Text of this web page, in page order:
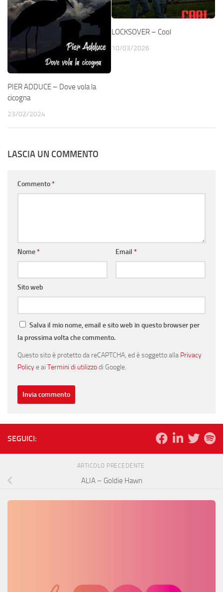
PIER ADDUCE – Dove vola la
cicogna
23/02/2024
LOCKSOVER – Cool
10/03/2026
LASCIA UN COMMENTO
Commento*
Nome* Email *
Sito web
Salva il mio nome, email e sito web in questo browser per
la prossima volta che commento.
Questo sito è protetto da reCAPTCHA, ed è soggetto alla Privacy
Policye ai Termini di utilizzodi Google.
SEGUICI:
ARTICOLO PRECEDENTE
ALIA – Goldie Hawn